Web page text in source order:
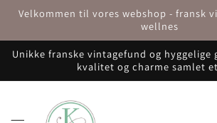
Gå til
Velkommen til vores webshop - fransk
wellnes
Unikke franske vintagefund og hyggelige
kvalitet og charme samlet